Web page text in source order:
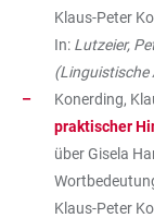
Klaus-Peter
In: Lutzeier,
(Linguistische
Konerding,
praktischer
über Gisela
Klaus-Peter